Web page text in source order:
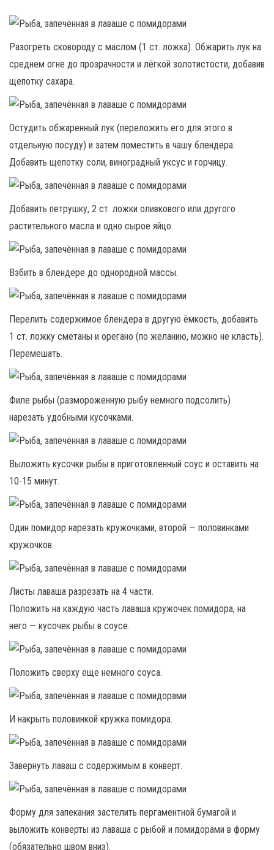
Разогреть сковороду с маслом (1 ст. ложка). Обжарить лук на
среднем огне до прозрачности и лёгкой золотистости, добавив
щепотку сахара.
Остудить обжаренный лук (переложить его для этого в
отдельную посуду) и затем поместить в чашу блендера.
Добавить щепотку соли, виноградный уксус и горчицу.
Добавить петрушку, 2 ст. ложки оливкового или другого
растительного масла и одно сырое яйцо.
Взбить в блендере до однородной массы.
Перелить содержимое блендера в другую ёмкость, добавить
1 ст. ложку сметаны и орегано (по желанию, можно не класть).
Перемешать.
Филе рыбы (размороженную рыбу немного подсолить)
нарезать удобными кусочками.
Выложить кусочки рыбы в приготовленный соус и оставить на
10-15 минут.
Один помидор нарезать кружочками, второй — половинками
кружочков.
Листы лаваша разрезать на 4 части.
Положить на каждую часть лаваша кружочек помидора, на
него — кусочек рыбы в соусе.
Положить сверху еще немного соуса.
И накрыть половинкой кружка помидора.
Завернуть лаваш с содержимым в конверт.
Форму для запекания застелить пергаментной бумагой и
выложить конверты из лаваша с рыбой и помидорами в форму
(обязательно швом вниз).